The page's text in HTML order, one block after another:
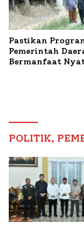
Pastikan
Pemerintah
Bermanfaat
POLITIK,